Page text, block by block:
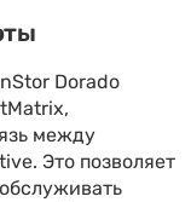
Dorado
между
Это позволяет